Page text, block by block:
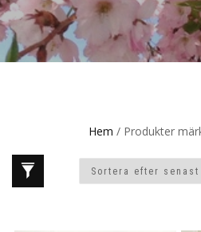
Hem / Produkter